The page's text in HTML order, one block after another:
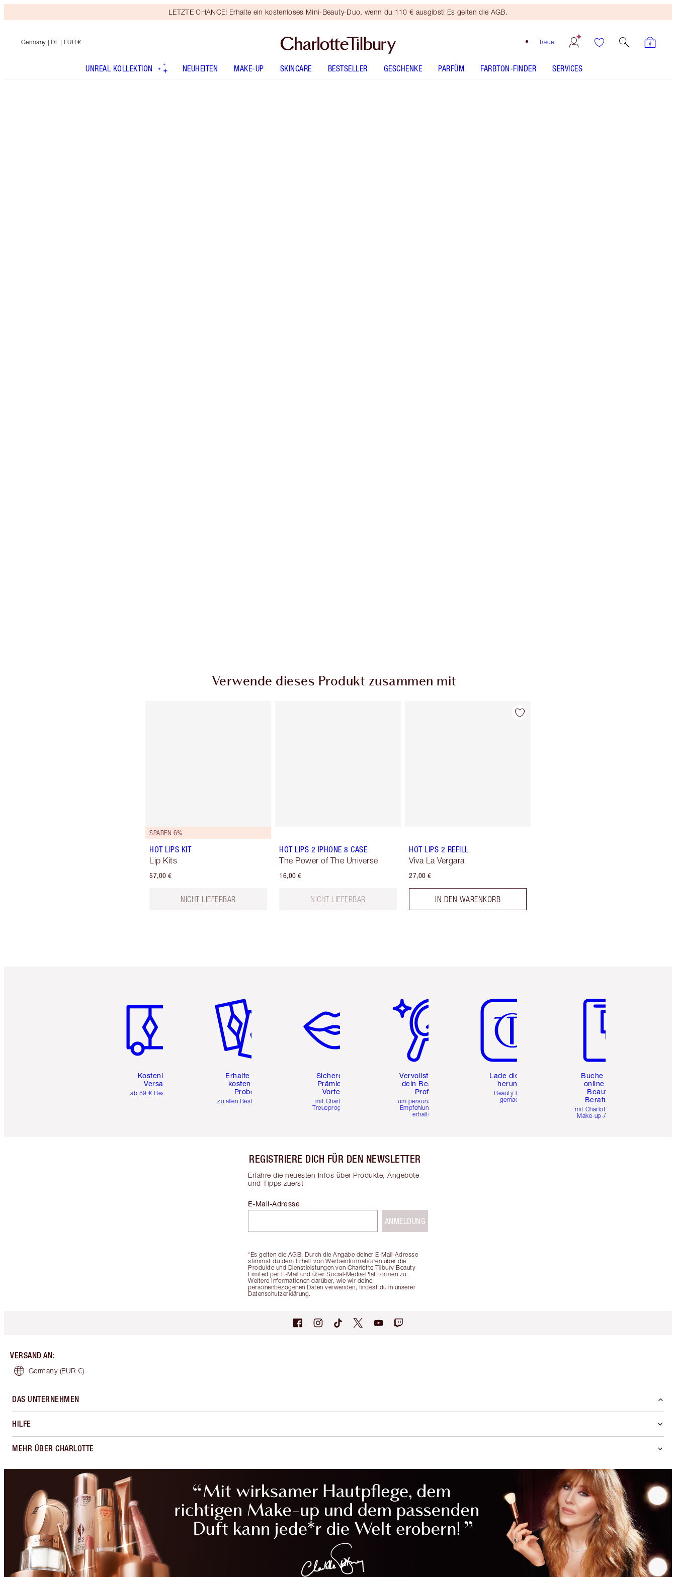
LETZTE CHANCE! Erhalte ein kostenloses Mini-Beauty-Duo, wenn du 110 € ausgibst! Es gelten die AGB.
Treue
Germany | DE | EUR €
UNREAL KOLLEKTION NEUHEITEN MAKE-UP SKINCARE BESTSELLER GESCHENKE PARFÜM FARBTON-FINDER SERVICES
Verwende dieses Produkt zusammen mit
SPAREN 6%
HOT LIPS KIT
Lip Kits
57,00 €
NICHT LIEFERBAR
HOT LIPS 2 IPHONE 8 CASE
The Power of The Universe
16,00 €
NICHT LIEFERBAR
HOT LIPS 2 REFILL
Viva La Vergara
27,00 €
IN DEN WARENKORB
Kostenloser
Versand
ab 59 € Bestellwert
Erhalte zwei
kostenlose
Proben
zu allen Bestellungen
Sichere dir
Prämien &
Vorteile
mit Charlottes
Treueprogramm
Vervollständige
dein Beauty-
Profil
um personalisierte
Empfehlungen zu
erhalten
Lade die App
herunter
Beauty leicht
gemacht
Buche eine
online 1:1
Beauty-
Beratung
mit Charlottes Pro
Make-up-Artists.
REGISTRIERE DICH FÜR DEN NEWSLETTER
Erfahre die neuesten Infos über Produkte, Angebote
und Tipps zuerst
*Es gelten die AGB. Durch die Angabe deiner E-Mail-Adresse
stimmst du dem Erhalt von Werbeinformationen über die
Produkte und Dienstleistungen von Charlotte Tilbury Beauty
Limited per E-Mail und über Social-Media-Plattformen zu.
Weitere Informationen darüber, wie wir deine
personenbezogenen Daten verwenden, findest du in unserer
Datenschutzerklärung.
E-Mail-Adresse
ANMELDUNG
VERSAND AN:
Germany (EUR €)
DAS UNTERNEHMEN
HILFE
MEHR ÜBER CHARLOTTE